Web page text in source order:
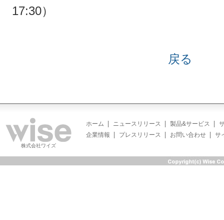
17:30）
戻る
株式会社ワイズ
ホーム ニュースリリース 製品&サービス
企業情報
プレスリリース お問い合わせ サ